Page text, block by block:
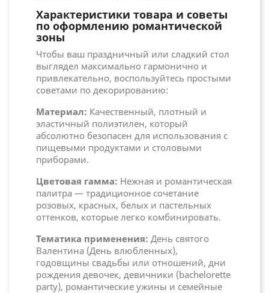
Характеристики товара и советы
по оформлению романтической
зоны
Чтобы ваш праздничный или сладкий стол
выглядел максимально гармонично и
привлекательно, воспользуйтесь простыми
советами по декорированию:
Материал: Качественный, плотный и
эластичный полиэтилен, который
абсолютно безопасен для использования с
пищевыми продуктами и столовыми
приборами.
Цветовая гамма: Нежная и романтическая
палитра — традиционное сочетание
розовых, красных, белых и пастельных
оттенков, которые легко комбинировать.
Тематика применения: День святого
Валентина (День влюбленных),
годовщины свадьбы или отношений, дни
рождения девочек, девичники (bachelorette
party), романтические ужины и семейные